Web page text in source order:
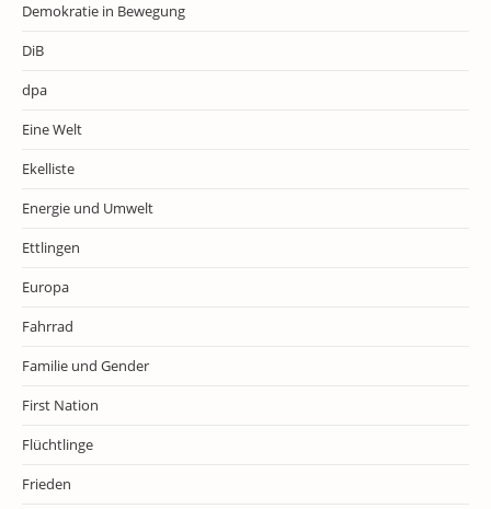
Demokratie in Bewegung
DiB
dpa
Eine Welt
Ekelliste
Energie und Umwelt
Ettlingen
Europa
Fahrrad
Familie und Gender
First Nation
Flüchtlinge
Frieden